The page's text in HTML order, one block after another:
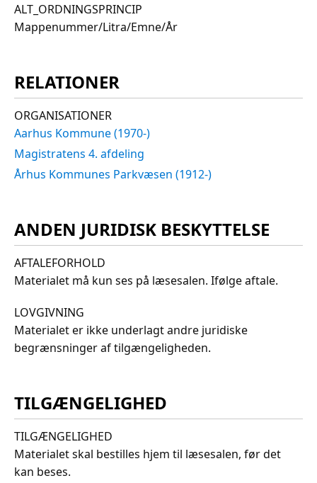
ALT_ORDNINGSPRINCIP
Mappenummer/Litra/Emne/År
RELATIONER
ORGANISATIONER
Aarhus Kommune (1970-)
Magistratens 4. afdeling
Århus Kommunes Parkvæsen (1912-)
ANDEN JURIDISK BESKYTTELSE
AFTALEFORHOLD
Materialet må kun ses på læsesalen. Ifølge aftale.
LOVGIVNING
Materialet er ikke underlagt andre juridiske
begrænsninger af tilgængeligheden.
TILGÆNGELIGHED
TILGÆNGELIGHED
Materialet skal bestilles hjem til læsesalen, før det
kan beses.